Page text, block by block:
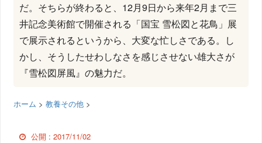
だ。そちらが終わると、12月9日から来年2月まで三
井記念美術館で開催される「国宝 雪松図と花鳥」展
で展示されるというから、大変な忙しさである。し
かし、そうしたせわしなさを感じさせない雄大さが
『雪松図屏風』の魅力だ。
ホーム >教養その他 >
公開 :2017/11/02